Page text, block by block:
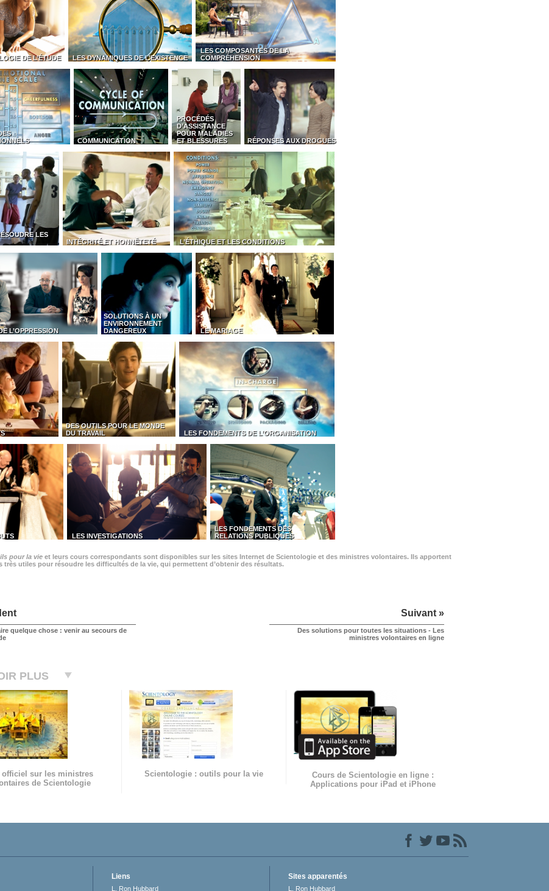
DE L’ÉTUDE LES DYNAMIQUES DE L’EXISTENCE
LES COMPOSANTES DE LA
COMPRÉHENSION
COMMUNICATION
PROCÉDÉS
D’ASSISTANCE
POUR MALADIES
ET BLESSURES
RÉPONSES AUX DROGUES
LES
INTÉGRITÉ ET HONNÊTETÉ L’ÉTHIQUE ET LES CONDITIONS
L’OPPRESSION
SOLUTIONS À UN
ENVIRONNEMENT
DANGEREUX
LE MARIAGE
DES OUTILS POUR LE MONDE
DU TRAVAIL
LES FONDEMENTS DE L’ORGANISATION
LES INVESTIGATIONS
LES FONDEMENTS DES
RELATIONS PUBLIQUES
pour la vie et leurs cours correspondants sont disponibles sur les sites Internet de Scientologie et des ministres volontaires. Ils apportent
très utiles pour résoudre les difficultés de la vie, qui permettent d’obtenir des résultats.
quelque chose : venir au secours de
Suivant »
Des solutions pour toutes les situations - Les
ministres volontaires en ligne
PLUS
officiel sur les ministres
de Scientologie
Scientologie : outils pour la vie
Cours de Scientologie en ligne :
Applications pour iPad et iPhone
Liens
L. Ron Hubbard
Sites apparentés
L. Ron Hubbard